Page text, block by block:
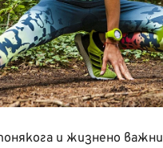
и жизнено важни